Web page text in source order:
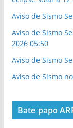
Aviso de Sismo
Aviso de Sismo
2026 05:50
Aviso de Sismo
Aviso de Sismo
Bate papo